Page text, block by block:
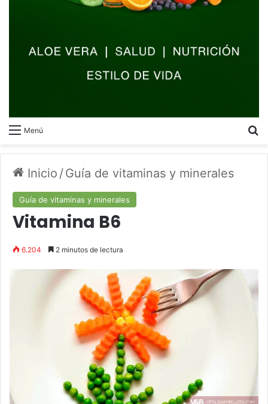
Menú
Inicio /Guía de vitaminas y minerales
Guía de vitaminas y minerales
Vitamina B6
6.204 2 minutos de lectura